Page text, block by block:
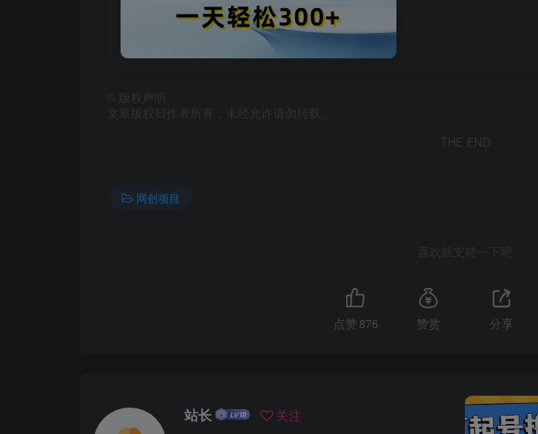
版权声明
文章版权归作者所有，未经允许请勿转载。
THE END
网创项目
喜欢就支持一下吧
点赞 876 赞赏 分享
站长 关注